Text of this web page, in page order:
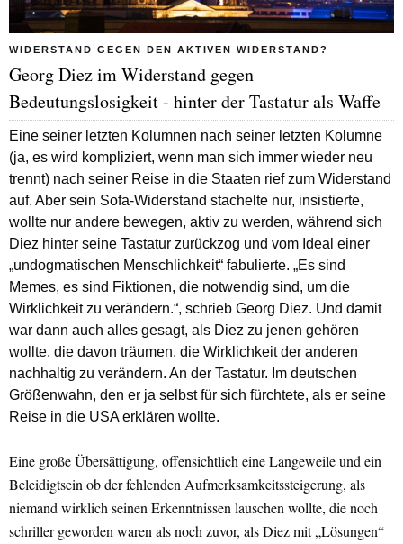
WIDERSTAND GEGEN DEN AKTIVEN WIDERSTAND?
Georg Diez im Widerstand gegen
Bedeutungslosigkeit - hinter der Tastatur als Waffe
Eine seiner letzten Kolumnen nach seiner letzten Kolumne
(ja, es wird kompliziert, wenn man sich immer wieder neu
trennt) nach seiner Reise in die Staaten rief zum Widerstand
auf. Aber sein Sofa-Widerstand stachelte nur, insistierte,
wollte nur andere bewegen, aktiv zu werden, während sich
Diez hinter seine Tastatur zurückzog und vom Ideal einer
„undogmatischen Menschlichkeit“ fabulierte. „Es sind
Memes, es sind Fiktionen, die notwendig sind, um die
Wirklichkeit zu verändern.“, schrieb Georg Diez. Und damit
war dann auch alles gesagt, als Diez zu jenen gehören
wollte, die davon träumen, die Wirklichkeit der anderen
nachhaltig zu verändern. An der Tastatur. Im deutschen
Größenwahn, den er ja selbst für sich fürchtete, als er seine
Reise in die USA erklären wollte.
Eine große Übersättigung, offensichtlich eine Langeweile und ein
Beleidigtsein ob der fehlenden Aufmerksamkeitssteigerung, als
niemand wirklich seinen Erkenntnissen lauschen wollte, die noch
schriller geworden waren als noch zuvor, als Diez mit „Lösungen“